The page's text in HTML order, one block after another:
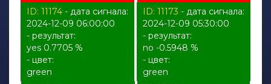
ID: 11174 - дата сигнала:
2024-12-09 06:00:00
- результат:
yes 0.7705 %
- цвет:
green
ID: 11173 - дата сигнала:
2024-12-09 05:30:00
- результат:
no -0.5948 %
- цвет:
green